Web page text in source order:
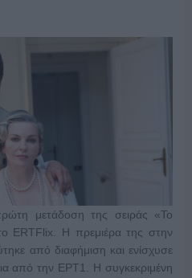
μετάδοση της σειράς «Το
ERTFlix. Η πρεμιέρα της στην
από διαφήμιση και ενίσχυσε
από την ΕΡΤ1. Η συγκεκριμένη